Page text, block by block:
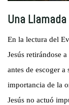
Una
En la lectura del
Jesús retirándose
antes de escoger a
importancia de la
Jesús no actuó